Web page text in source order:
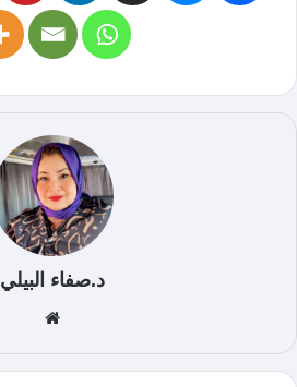
د.صفاء البيلي
الوي